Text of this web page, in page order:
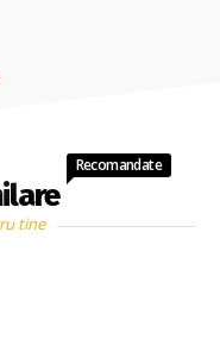
Recomandate
tine